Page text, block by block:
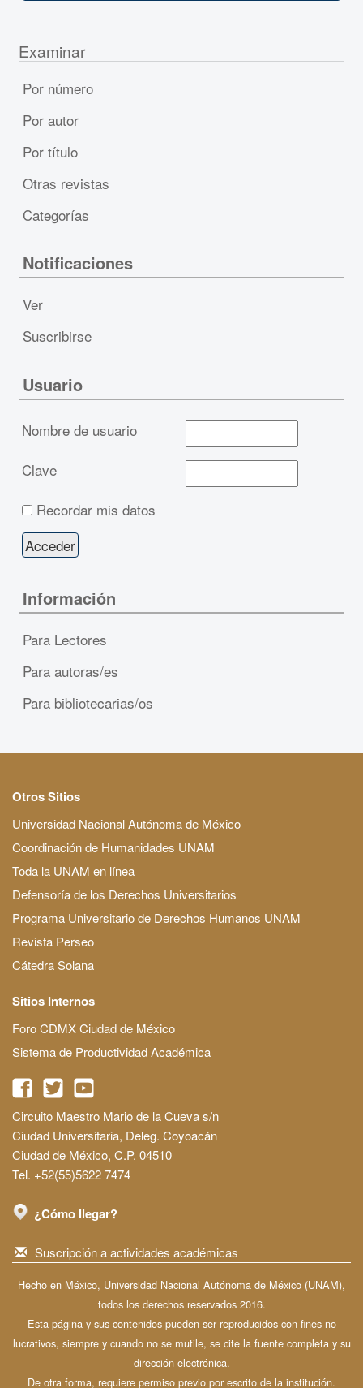
Examinar
Por número
Por autor
Por título
Otras revistas
Categorías
Notificaciones
Ver
Suscribirse
Usuario
Nombre de usuario
Clave
Recordar mis datos
Información
Para Lectores
Para autoras/es
Para bibliotecarias/os
Otros Sitios
Universidad Nacional Autónoma de México
Coordinación de Humanidades UNAM
Toda la UNAM en línea
Defensoría de los Derechos Universitarios
Programa Universitario de Derechos Humanos UNAM
Revista Perseo
Cátedra Solana
Sitios Internos
Foro CDMX Ciudad de México
Sistema de Productividad Académica
Circuito Maestro Mario de la Cueva s/n
Ciudad Universitaria, Deleg. Coyoacán
Ciudad de México, C.P. 04510
Tel. +52(55)5622 7474
¿Cómo llegar?
Suscripción a actividades académicas
Hecho en México, Universidad Nacional Autónoma de México (UNAM),
todos los derechos reservados 2016.
Esta página y sus contenidos pueden ser reproducidos con fines no
lucrativos, siempre y cuando no se mutile, se cite la fuente completa y su
dirección electrónica.
De otra forma, requiere permiso previo por escrito de la institución.